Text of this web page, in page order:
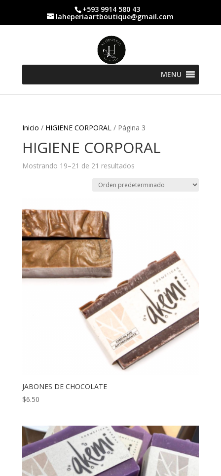
+593 9914 580 43
laheperiaartboutique@gmail.com
MENU
Inicio / HIGIENE CORPORAL/ Página 3
HIGIENE CORPORAL
Mostrando 19–21 de 21 resultados
JABONES DE CHOCOLATE
$6.50